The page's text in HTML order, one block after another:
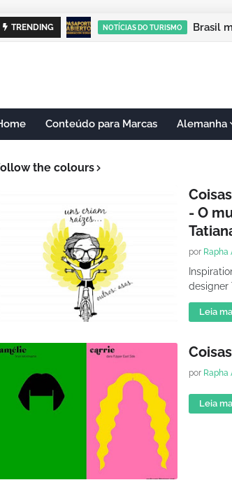
TRENDING NOTÍCIAS DO TURISMO Brasil
Conteúdo para Marcas Alemanha
the colours
- O
por Rapha
designer
Leia
por Rapha
Leia